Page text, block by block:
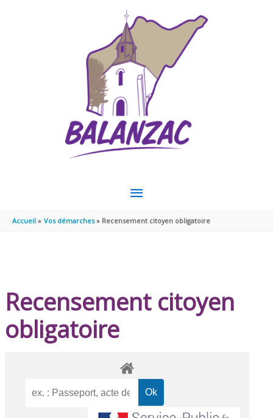
MENU
PRINCIPAL
Accueil Vos démarches Recensement citoyen obligatoire
Recensement citoyen
obligatoire